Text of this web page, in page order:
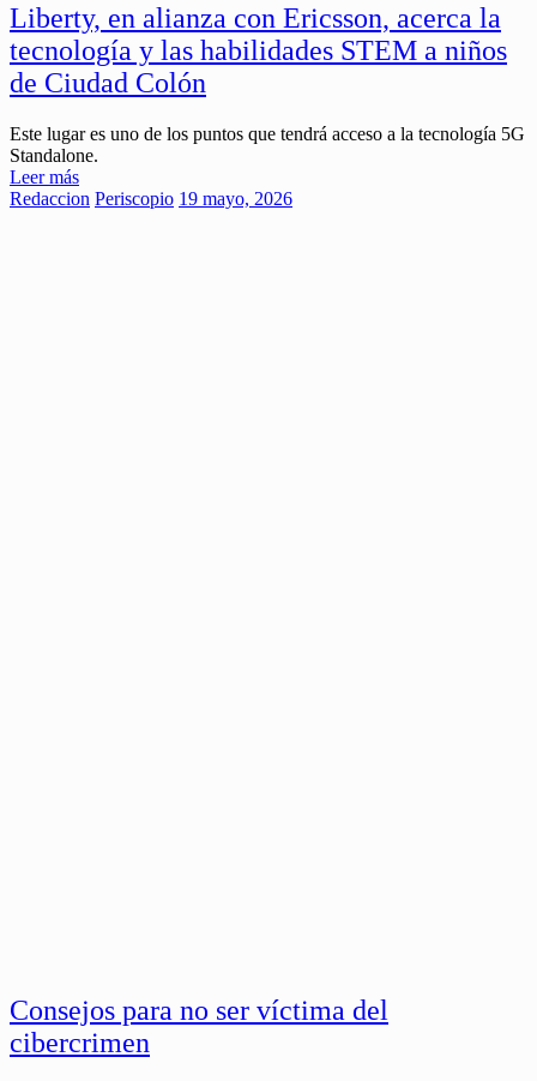
Liberty, en alianza con Ericsson, acerca la
tecnología y las habilidades STEM a niños
de Ciudad Colón
Este lugar es uno de los puntos que tendrá acceso a la tecnología 5G
Standalone.
Leer más
Redaccion Periscopio 19 mayo, 2026
Consejos para no ser víctima del
cibercrimen